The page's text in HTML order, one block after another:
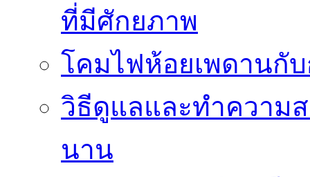
ที่มีศักยภาพ
โคมไฟห้อยเพดานกั
วิธีดูแลและทำความ
นาน